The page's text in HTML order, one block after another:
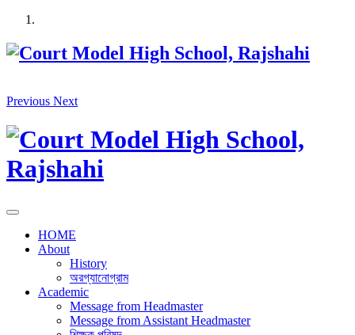
Skip
content
Previous Next
HOME
About
History
অরগ্যানোগ্রাম
Academic
Message from Headmaster
Message from Assistant Headmaster